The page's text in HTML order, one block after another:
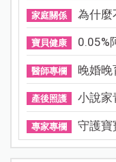
家庭關係 為什麼
寶貝健康 0.05%
醫師專欄 晚婚晚
產後照護 小說家
專家專欄 守護寶